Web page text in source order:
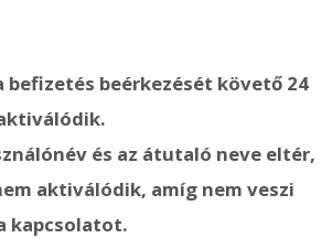
befizetés beérkezését követő 24
és az átutaló neve eltér,
aktiválódik, amíg nem veszi
kapcsolatot.